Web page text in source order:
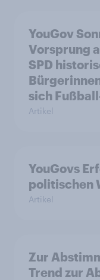
YouGov
Vorsprung aus +++
SPD
sich
Artikel
YouGovs
politischen
Artikel
Zur
Trend zur